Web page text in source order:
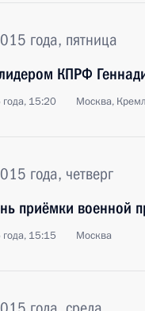
года, пятница
КПРФ
15:20 Москва,
года, четверг
приёмки военной
15:15 Москва